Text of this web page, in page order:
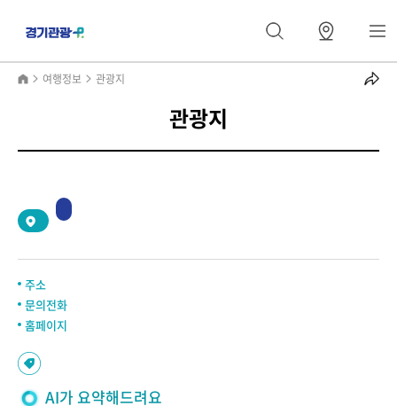
여행정보 관광지
관광지
주소
문의전화
홈페이지
AI가 요약해드려요